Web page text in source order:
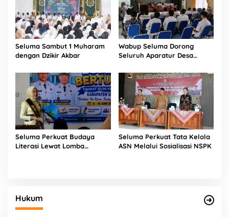
Seluma Sambut 1 Muharam
dengan Dzikir Akbar
Wabup Seluma Dorong
Seluruh Aparatur Desa
Seluma Perkuat Budaya
Literasi Lewat Lomba
Seluma Perkuat Tata Kelola
ASN Melalui Sosialisasi NSPK
Hukum